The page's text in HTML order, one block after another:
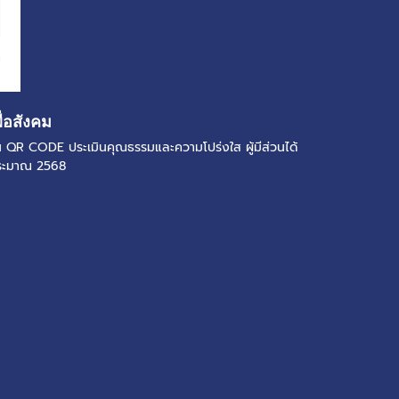
อสังคม
CODE ประเมินคุณธรรมและความโปร่งใส ผู้มีส่วนได้
ะมาณ 2568